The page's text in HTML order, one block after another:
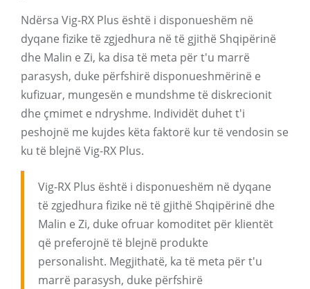
Ndërsa Vig-RX Plus është i disponueshëm në
dyqane fizike të zgjedhura në të gjithë Shqipërinë
dhe Malin e Zi, ka disa të meta për t'u marrë
parasysh, duke përfshirë disponueshmërinë e
kufizuar, mungesën e mundshme të diskrecionit
dhe çmimet e ndryshme. Individët duhet t'i
peshojnë me kujdes këta faktorë kur të vendosin se
ku të blejnë Vig-RX Plus.
Vig-RX Plus është i disponueshëm në dyqane
të zgjedhura fizike në të gjithë Shqipërinë dhe
Malin e Zi, duke ofruar komoditet për klientët
që preferojnë të blejnë produkte
personalisht. Megjithatë, ka të meta për t'u
marrë parasysh, duke përfshirë